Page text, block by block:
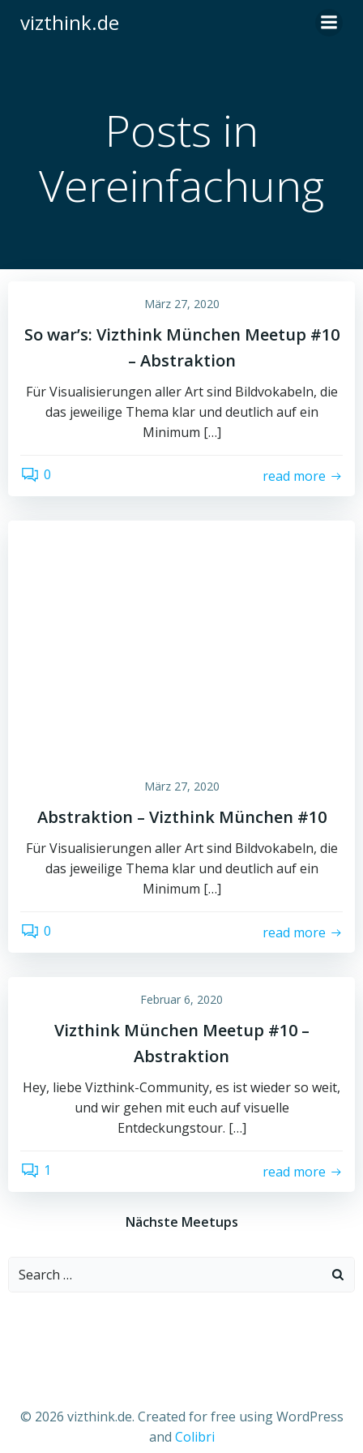
vizthink.de
Posts in
Vereinfachung
März 27, 2020
So war’s: Vizthink München Meetup #10
– Abstraktion
Für Visualisierungen aller Art sind Bildvokabeln, die
das jeweilige Thema klar und deutlich auf ein
Minimum […]
0 read more
März 27, 2020
Abstraktion – Vizthink München #10
Für Visualisierungen aller Art sind Bildvokabeln, die
das jeweilige Thema klar und deutlich auf ein
Minimum […]
0 read more
Februar 6, 2020
Vizthink München Meetup #10 –
Abstraktion
Hey, liebe Vizthink-Community, es ist wieder so weit,
und wir gehen mit euch auf visuelle
Entdeckungstour. […]
1 read more
Nächste Meetups
Search
© 2026 vizthink.de. Created for free using WordPress
and Colibri